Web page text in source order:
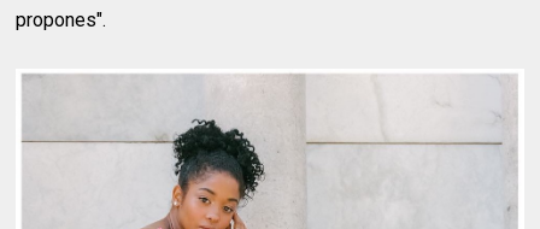
propones".